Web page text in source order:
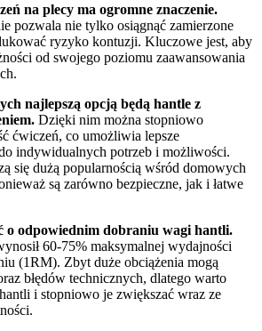
na plecy ma ogromne znaczenie.
pozwala nie tylko osiągnąć zamierzone
ryzyko kontuzji. Kluczowe jest, aby
od swojego poziomu zaawansowania
najlepszą opcją będą hantle z
Dzięki nim można stopniowo
ćwiczeń, co umożliwia lepsze
indywidualnych potrzeb i możliwości.
się dużą popularnością wśród domowych
są zarówno bezpieczne, jak i łatwe
o odpowiednim dobraniu wagi hantli.
60-75% maksymalnej wydajności
(1RM). Zbyt duże obciążenia mogą
błędów technicznych, dlatego warto
i stopniowo je zwiększać wraz ze